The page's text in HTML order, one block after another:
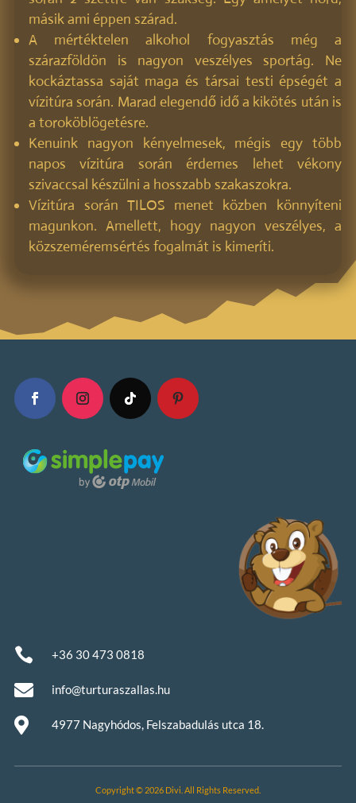
másik ami éppen szárad.
A mértéktelen alkohol fogyasztás még a
szárazföldön is nagyon veszélyes sportág. Ne
kockáztassa saját maga és társai testi épségét a
vízitúra során. Marad elegendő idő a kikötés után is
a toroköblögetésre.
Kenuink nagyon kényelmesek, mégis egy több
napos vízitúra során érdemes lehet vékony
szivaccsal készülni a hosszabb szakaszokra.
Vízitúra során TILOS menet közben könnyíteni
magunkon. Amellett, hogy nagyon veszélyes, a
közszeméremsértés fogalmát is kimeríti.
 +36 30 473 0818
 info@turturaszallas.hu
 4977 Nagyhódos, Felszabadulás utca 18.
Copyright © 2026 Divi. All Rights Reserved.